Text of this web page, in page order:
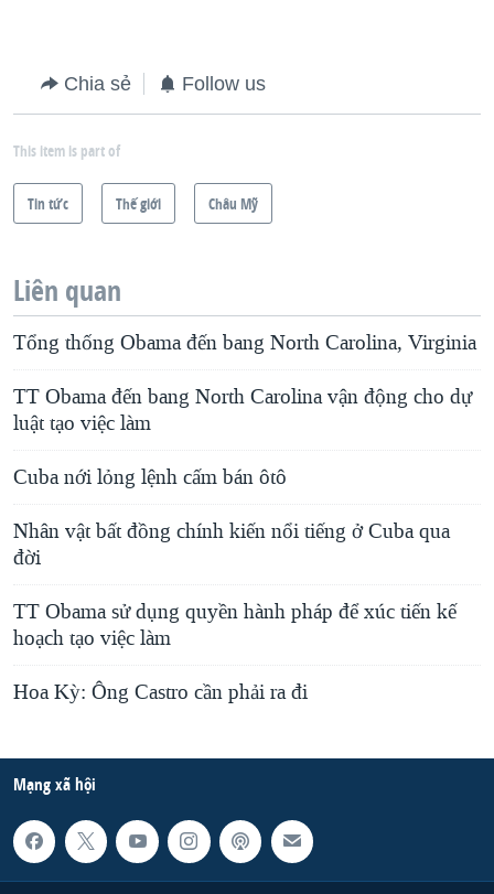
Chia sẻ Follow us
This item is part of
Tin tức Thế giới Châu Mỹ
Liên quan
Tổng thống Obama đến bang North Carolina, Virginia
TT Obama đến bang North Carolina vận động cho dự
luật tạo việc làm
Cuba nới lỏng lệnh cấm bán ôtô
Nhân vật bất đồng chính kiến nổi tiếng ở Cuba qua
đời
TT Obama sử dụng quyền hành pháp để xúc tiến kế
hoạch tạo việc làm
Hoa Kỳ: Ông Castro cần phải ra đi
Mạng xã hội